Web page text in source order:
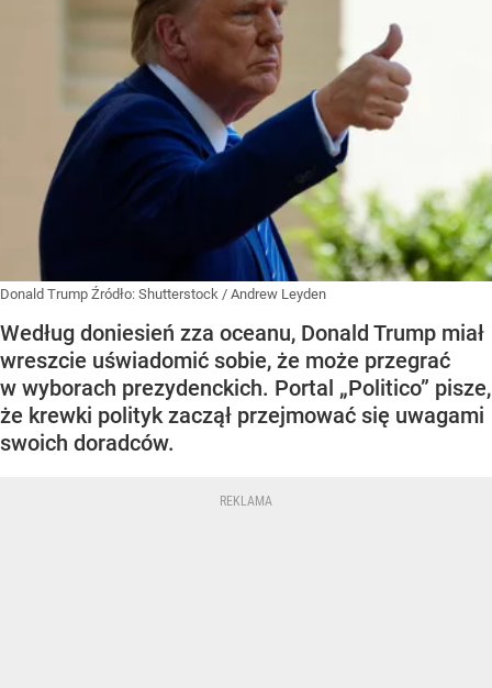
Donald Trump Źródło: Shutterstock / Andrew Leyden
Według doniesień zza oceanu, Donald Trump miał
wreszcie uświadomić sobie, że może przegrać
w wyborach prezydenckich. Portal „Politico” pisze,
że krewki polityk zaczął przejmować się uwagami
swoich doradców.